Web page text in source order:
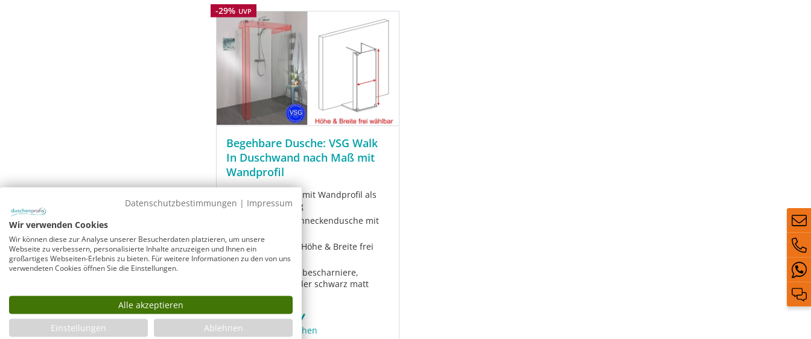
Rabatt
-29% UVP
Begehbare Dusche: VSG Walk
In Duschwand nach Maß mit
Wandprofil
Walk In Dusche mit Wandprofil als
Maßanfertigung
Rahmenlose Schneckendusche mit
8 mm VSG Glas Höhe & Breite frei
wählbar
Glasbündige Hebescharniere,
chromfarben oder schwarz matt
Sofort verfügbar
Lieferzeit:
2-3 Wochen
Datenschutzbestimmungen | Impressum
Wir verwenden Cookies
Wir können diese zur Analyse unserer Besucherdaten platzieren, um unsere
Webseite zu verbessern, personalisierte Inhalte anzuzeigen und Ihnen ein
großartiges Webseiten-Erlebnis zu bieten. Für weitere Informationen zu den von uns
verwendeten Cookies öffnen Sie die Einstellungen.
Alle akzeptieren
Einstellungen
Ablehnen